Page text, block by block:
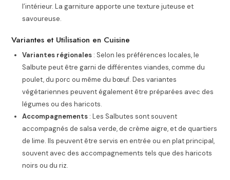
l’intérieur. La garniture apporte une texture juteuse et
savoureuse.
Variantes et Utilisation en Cuisine
Variantes régionales : Selon les préférences locales, le
Salbute peut être garni de différentes viandes, comme du
poulet, du porc ou même du bœuf. Des variantes
végétariennes peuvent également être préparées avec des
légumes ou des haricots.
Accompagnements : Les Salbutes sont souvent
accompagnés de salsa verde, de crème aigre, et de quartiers
de lime. Ils peuvent être servis en entrée ou en plat principal,
souvent avec des accompagnements tels que des haricots
noirs ou du riz.